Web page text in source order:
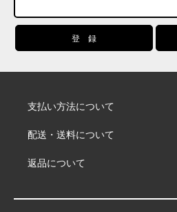
支払い方法について
配送・送料について
返品について